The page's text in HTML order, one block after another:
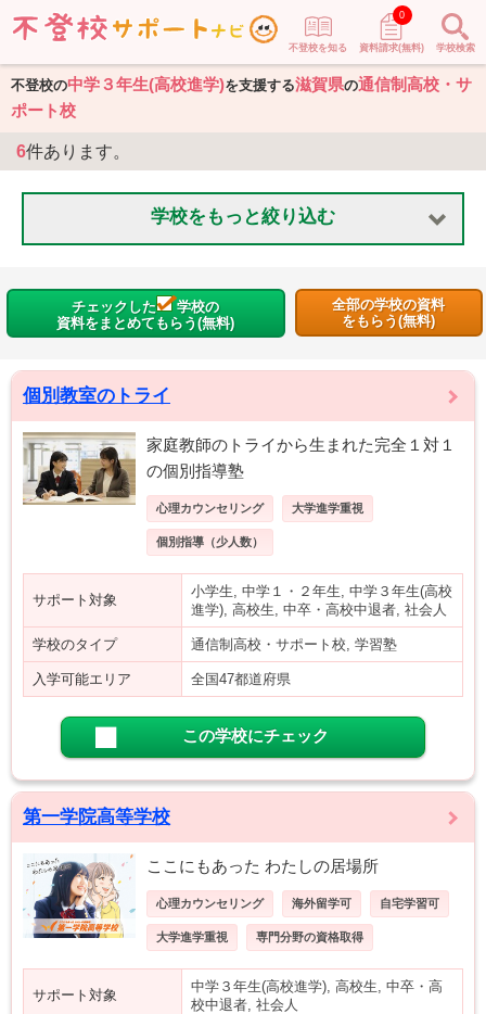
不登校を知る 資料請求(無料)
0
学校検索
不登校の中学３年生(高校進学)を支援する滋賀県の通信制高校・サ
ポート校
6件あります。
学校をもっと絞り込む
チェックした
学校の
資料をまとめてもらう(無料)
全部の学校の資料
をもらう(無料)
個別教室のトライ
家庭教師のトライから生まれた完全１対１
の個別指導塾
心理カウンセリング 大学進学重視
個別指導（少人数）
サポート対象
小学生, 中学１・２年生, 中学３年生(高校
進学), 高校生, 中卒・高校中退者, 社会人
学校のタイプ 通信制高校・サポート校, 学習塾
入学可能エリア 全国47都道府県
この学校にチェック
第一学院高等学校
ここにもあった わたしの居場所
心理カウンセリング 海外留学可 自宅学習可
大学進学重視 専門分野の資格取得
サポート対象
中学３年生(高校進学), 高校生, 中卒・高
校中退者, 社会人